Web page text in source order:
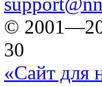
©
30
«Сайт для